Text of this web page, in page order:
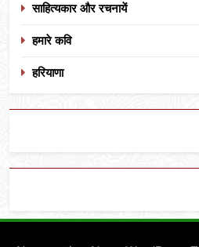
साहित्यकार और रचनायें
हमारे कवि
हरियाणा